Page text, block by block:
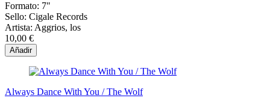
Formato: 7"
Sello: Cigale Records
Artista: Aggrios, los
10,00 €
Añadir
Always Dance With You / The Wolf